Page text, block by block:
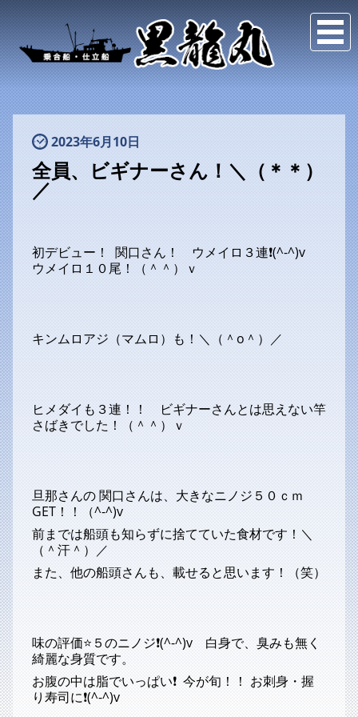
2023年6月10日
全員、ビギナーさん！＼（＊＊）
／
初デビュー！ 関口さん！ ウメイロ３連❗(^-^)v
ウメイロ１０尾！（＾＾）ｖ
キンムロアジ（マムロ）も！＼（＾o＾）／
ヒメダイも３連！！ ビギナーさんとは思えない竿
さばきでした！（＾＾）ｖ
旦那さんの 関口さんは、大きなニノジ５０ｃｍ
GET！！（^-^)v
前までは船頭も知らずに捨てていた食材です！＼
（＾汗＾）／
また、他の船頭さんも、載せると思います！（笑）
味の評価⭐５のニノジ❗(^-^)v 白身で、臭みも無く
綺麗な身質です。
お腹の中は脂でいっぱい❗ 今が旬！！ お刺身・握
り寿司に❗(^-^)v